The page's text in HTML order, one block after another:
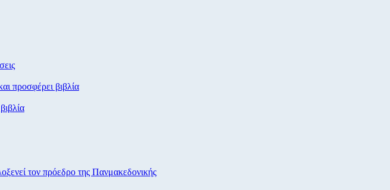
προσφέρει βιβλία
τον πρόεδρο της Πανμακεδονικής